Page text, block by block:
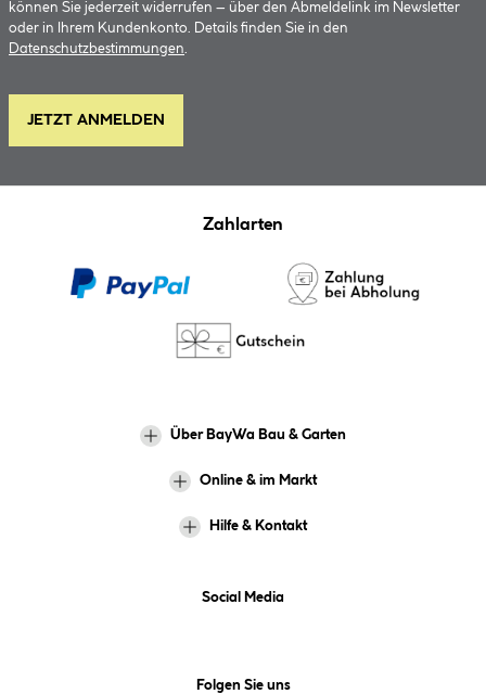
können Sie jederzeit widerrufen – über den Abmeldelink im Newsletter
oder in Ihrem Kundenkonto. Details finden Sie in den
Datenschutzbestimmungen.
JETZT ANMELDEN
Zahlarten
Über BayWa Bau & Garten
Online & im Markt
Hilfe & Kontakt
Social Media
Folgen Sie uns